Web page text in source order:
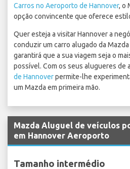
Carros no Aeroporto de Hannover, o
opção convincente que oferece
Quer esteja a visitar Hannover a
conduzir um carro alugado da
garantirá que a sua viagem seja o
possível. Com os seus alugueres de
de Hannoverpermite-lhe
um Mazda em primeira mão.
Mazda Aluguel de veículos
em Hannover Aeroporto
Tamanho intermédio